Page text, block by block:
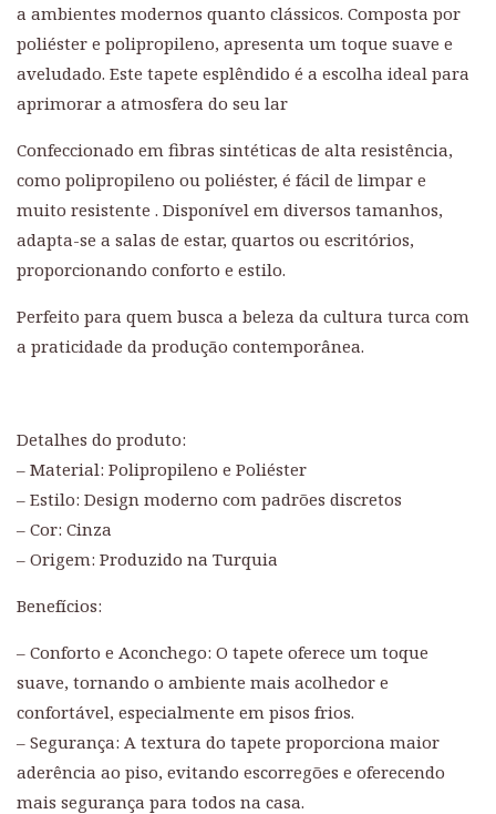
a ambientes modernos quanto clássicos. Composta por
poliéster e polipropileno, apresenta um toque suave e
aveludado. Este tapete esplêndido é a escolha ideal para
aprimorar a atmosfera do seu lar
Confeccionado em fibras sintéticas de alta resistência,
como polipropileno ou poliéster, é fácil de limpar e
muito resistente . Disponível em diversos tamanhos,
adapta-se a salas de estar, quartos ou escritórios,
proporcionando conforto e estilo.
Perfeito para quem busca a beleza da cultura turca com
a praticidade da produção contemporânea.
Detalhes do produto:
– Material: Polipropileno e Poliéster
– Estilo: Design moderno com padrões discretos
– Cor: Cinza
– Origem: Produzido na Turquia
Benefícios:
– Conforto e Aconchego: O tapete oferece um toque
suave, tornando o ambiente mais acolhedor e
confortável, especialmente em pisos frios.
– Segurança: A textura do tapete proporciona maior
aderência ao piso, evitando escorregões e oferecendo
mais segurança para todos na casa.